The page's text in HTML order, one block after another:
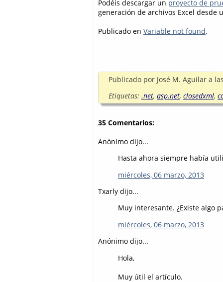
Podéis descargar un proyecto de
generación de archivos Excel desde
Publicado en Variable not found.
Publicado por José M. Aguilar a
Etiquetas: .net, asp.net, closedxml,
35 Comentarios:
Anónimo dijo...
Hasta ahora siempre había
miércoles, 06 marzo, 2013
Txarly dijo...
Muy interesante. ¿Existe algo
miércoles, 06 marzo, 2013
Anónimo dijo...
Hola,
Muy útil el artículo.